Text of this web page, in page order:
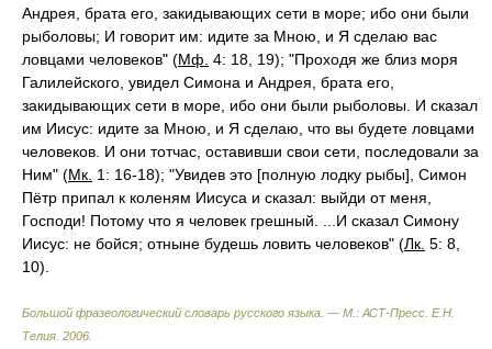
Андрея, брата его, закидывающих сети в море; ибо они были
рыболовы; И говорит им: идите за Мною, и Я сделаю вас
ловцами человеков" (Мф. 4: 18, 19); "Проходя же близ моря
Галилейского, увидел Симона и Андрея, брата его,
закидывающих сети в море, ибо они были рыболовы. И сказал
им Иисус: идите за Мною, и Я сделаю, что вы будете ловцами
человеков. И они тотчас, оставивши свои сети, последовали за
Ним" (Мк. 1: 16-18); "Увидев это [полную лодку рыбы], Симон
Пётр припал к коленям Иисуса и сказал: выйди от меня,
Господи! Потому что я человек грешный. ...И сказал Симону
Иисус: не бойся; отныне будешь ловить человеков" (Лк. 5: 8,
10).
Большой фразеологический словарь русского языка. — М.: АСТ-Пресс Е.Н.
Телия 2006